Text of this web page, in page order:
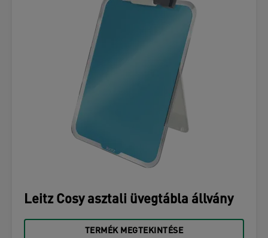
Leitz Cosy asztali üvegtábla állvány
TERMÉK MEGTEKINTÉSE